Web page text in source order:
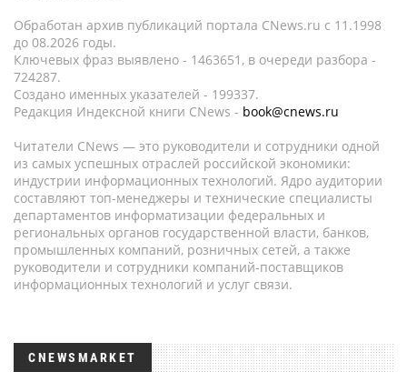
Обработан архив публикаций портала CNews.ru c 11.1998
до 08.2026 годы.
Ключевых фраз выявлено - 1463651, в очереди разбора -
724287.
Создано именных указателей - 199337.
Редакция Индексной книги CNews - book@cnews.ru
Читатели CNews — это руководители и сотрудники одной
из самых успешных отраслей российской экономики:
индустрии информационных технологий. Ядро аудитории
составляют топ-менеджеры и технические специалисты
департаментов информатизации федеральных и
региональных органов государственной власти, банков,
промышленных компаний, розничных сетей, а также
руководители и сотрудники компаний-поставщиков
информационных технологий и услуг связи.
CNEWSMARKET